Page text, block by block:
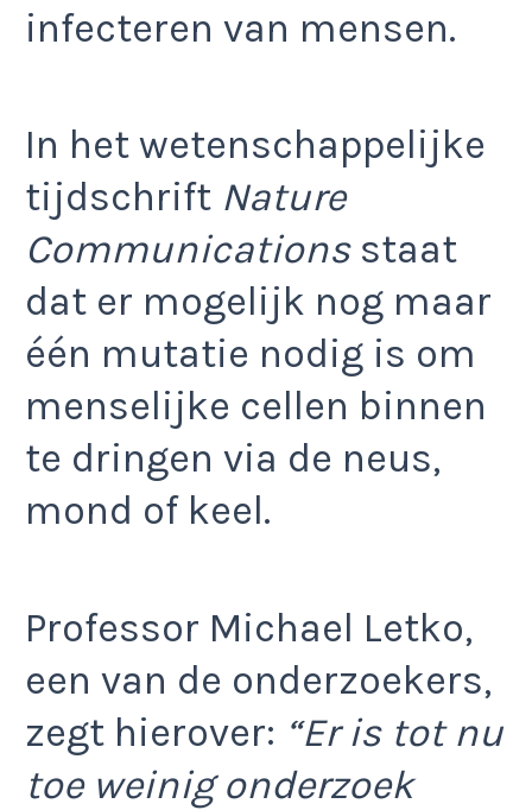
infecteren van mensen.
In het wetenschappelijke
tijdschrift Nature
Communicationsstaat
dat er mogelijk nog maar
één mutatie nodig is om
menselijke cellen binnen
te dringen via de neus,
mond of keel.
Professor Michael Letko,
een van de onderzoekers,
zegt hierover: “Er is tot nu
toe weinig onderzoek